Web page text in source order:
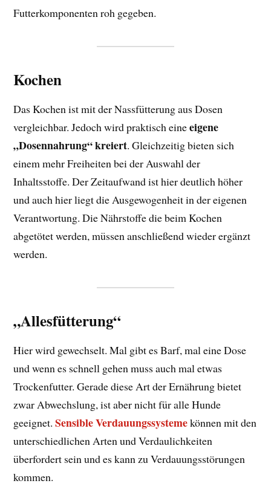
Futterkomponenten roh gegeben.
Kochen
Das Kochen ist mit der Nassfütterung aus Dosen
vergleichbar. Jedoch wird praktisch eineeigene
„Dosennahrung“ kreiert. Gleichzeitig bieten sich
einem mehr Freiheiten bei der Auswahl der
Inhaltsstoffe. Der Zeitaufwand ist hier deutlich höher
und auch hier liegt die Ausgewogenheit in der eigenen
Verantwortung. Die Nährstoffe die beim Kochen
abgetötet werden, müssen anschließend wieder ergänzt
werden.
„Allesfütterung“
Hier wird gewechselt. Mal gibt es Barf, mal eine Dose
und wenn es schnell gehen muss auch mal etwas
Trockenfutter. Gerade diese Art der Ernährung bietet
zwar Abwechslung, ist aber nicht für alle Hunde
geeignet.Sensible Verdauungssystemekönnen mit den
unterschiedlichen Arten und Verdaulichkeiten
überfordert sein und es kann zu Verdauungsstörungen
kommen.